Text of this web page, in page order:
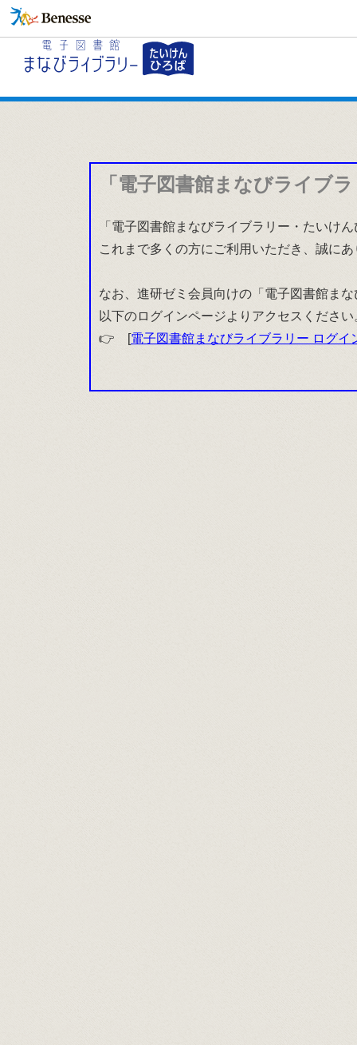
「電子図書館まなびライブ
「電子図書館まなびライブラリー・たいけ
これまで多くの方にご利用いただき、誠に
なお、進研ゼミ会員向けの「電子図書館ま
以下のログインページよりアクセスください
👉 [電子図書館まなびライブラリー ログイ